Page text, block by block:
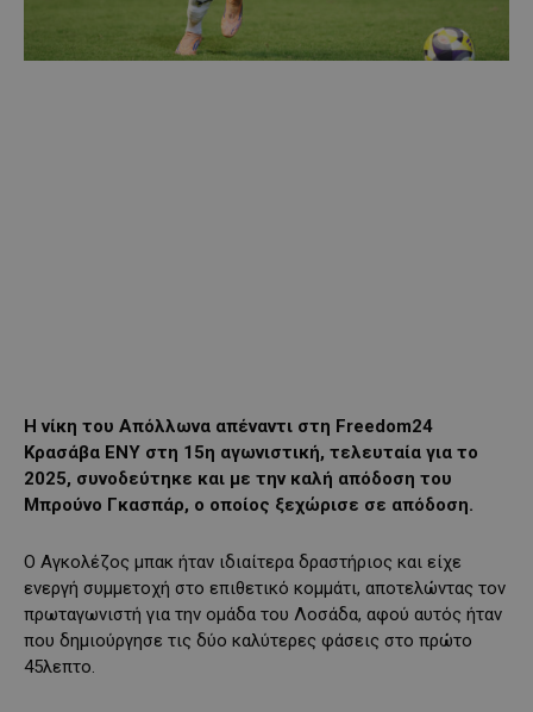
Η νίκη του Απόλλωνα απέναντι στη Freedom24
Κρασάβα ΕΝΥ στη 15η αγωνιστική, τελευταία για το
2025, συνοδεύτηκε και με την καλή απόδοση του
Μπρούνο Γκασπάρ, ο οποίος ξεχώρισε σε απόδοση.
Ο Αγκολέζος μπακ ήταν ιδιαίτερα δραστήριος και είχε
ενεργή συμμετοχή στο επιθετικό κομμάτι, αποτελώντας τον
πρωταγωνιστή για την ομάδα του Λοσάδα, αφού αυτός ήταν
που δημιούργησε τις δύο καλύτερες φάσεις στο πρώτο
45λεπτο.